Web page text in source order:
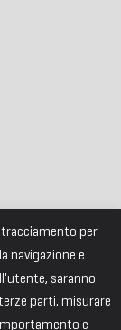
per
navigazione e
saranno
parti, misurare
e